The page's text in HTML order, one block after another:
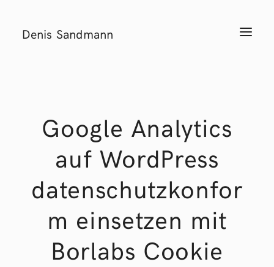
T
Denis Sandmann
Google Analytics
auf WordPress
datenschutzkonfor
m einsetzen mit
Borlabs Cookie